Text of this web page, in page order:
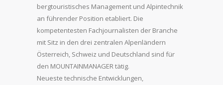
bergtouristisches Management und Alpintechnik
an führender Position etabliert. Die
kompetentesten Fachjournalisten der Branche
mit Sitz in den drei zentralen Alpenländern
Österreich, Schweiz und Deutschland sind für
den MOUNTAINMANAGER tätig.
Neueste technische Entwicklungen,